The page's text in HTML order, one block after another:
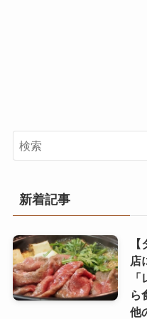
新着記事
店
ら
他